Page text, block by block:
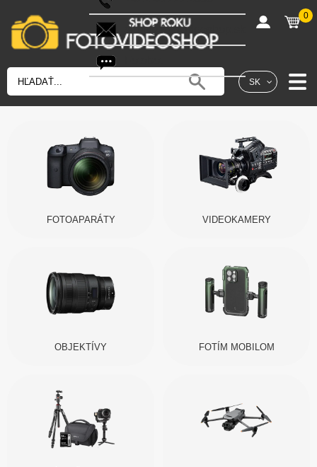
SK
shop@fotovideoshop.sk
0
FOTOAPARÁTY VIDEOKAMERY
OBJEKTÍVY FOTÍM MOBILOM